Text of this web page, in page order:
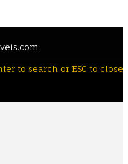
to search or ESC to close